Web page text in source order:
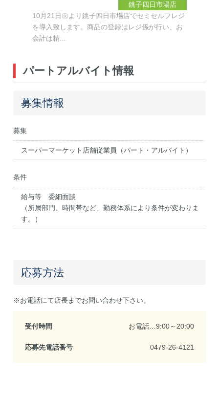
銚子四日市場店
10月21日㊋より銚子四日市場店でセミセルフレジ
を導入致します。商品の登録はレジ係が行い、お
会計は精...
パートアルバイト情報
募集情報
募集
スーパーマーケット店舗従業員（パート・アルバイト）
条件
給与等 委細面談
（所属部門、時間帯など、勤務体系により条件が変わりま
す。）
応募方法
※お電話にて店長までお問い合わせ下さい。
受付時間 お電話…9:00～20:00
応募先電話番号 0479-26-4121